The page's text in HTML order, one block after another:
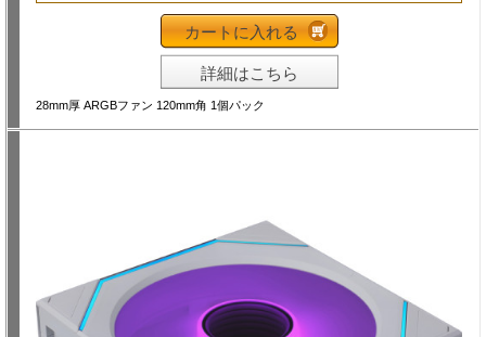
カートに入れる
詳細はこちら
28mm厚 ARGBファン 120mm角 1個パック